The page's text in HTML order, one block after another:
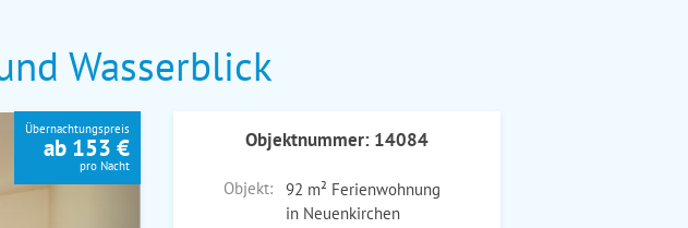
Wasserblick
Übernachtungspreis
ab 153 €
pro Nacht
Objektnummer: 14084
Objekt:
92 m² Ferienwohnung
in Neuenkirchen